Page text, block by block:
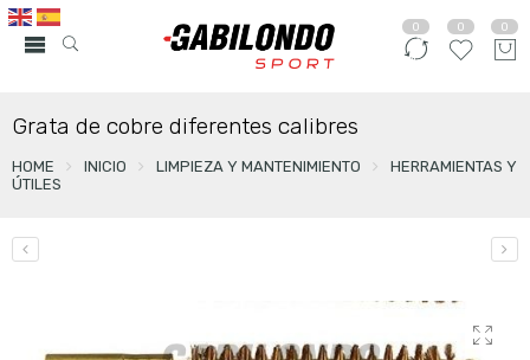
0 0 0
Grata de cobre diferentes calibres
HOME INICIO LIMPIEZA Y MANTENIMIENTO
HERRAMIENTAS Y
ÚTILES